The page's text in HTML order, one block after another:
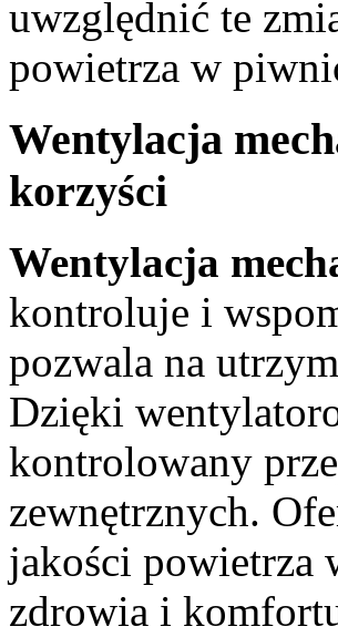
uwzględnić te
powietrza w
Wentylacja
korzyści
Wentylacja
kontroluje i
pozwala na
Dzięki
kontrolowany
zewnętrznych.
jakości powietrza
zdrowia i